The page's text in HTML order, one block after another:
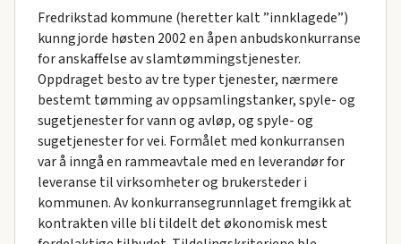
Fredrikstad kommune (heretter kalt ”innklagede”)
kunngjorde høsten 2002 en åpen anbudskonkurranse
for anskaffelse av slamtømmingstjenester.
Oppdraget besto av tre typer tjenester, nærmere
bestemt tømming av oppsamlingstanker, spyle- og
sugetjenester for vann og avløp, og spyle- og
sugetjenester for vei. Formålet med konkurransen
var å inngå en rammeavtale med en leverandør for
leveranse til virksomheter og brukersteder i
kommunen. Av konkurransegrunnlaget fremgikk at
kontrakten ville bli tildelt det økonomisk mest